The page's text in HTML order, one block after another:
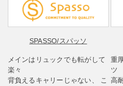
SPASSO/スパッソ
メインはリュックでも転がして
楽々
背負えるキャリーじゃない、 こ
重
ツ
高